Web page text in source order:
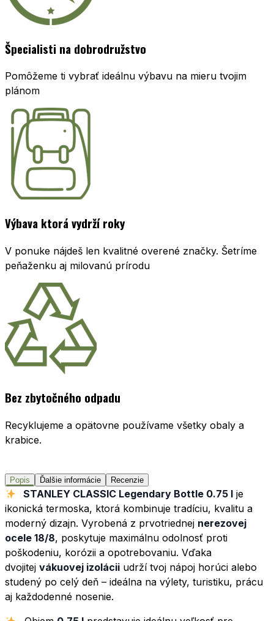
Špecialisti na dobrodružstvo
Pomôžeme ti vybrať ideálnu výbavu na mieru tvojim
plánom
Výbava ktorá vydrží roky
V ponuke nájdeš len kvalitné overené značky. Šetríme
peňaženku aj milovanú prírodu
Bez zbytočného odpadu
Recyklujeme a opätovne používame všetky obaly a
krabice.
Popis Ďalšie informácie Recenzie
STANLEY CLASSIC Legendary Bottle 0.75 l je
ikonická termoska, ktorá kombinuje tradíciu, kvalitu a
moderný dizajn. Vyrobená z prvotriednej nerezovej
ocele 18/8, poskytuje maximálnu odolnosť proti
poškodeniu, korózii a opotrebovaniu. Vďaka
dvojitej vákuovej izolácii udrží tvoj nápoj horúci alebo
studený po celý deň – ideálna na výlety, turistiku, prácu
aj každodenné nosenie.